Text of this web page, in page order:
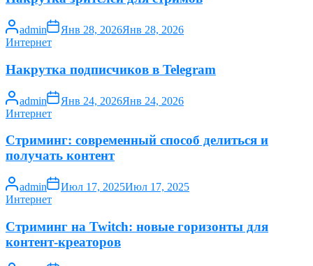
admin Янв 28, 2026Янв 28, 2026
Интернет
Накрутка подписчиков в Telegram
admin Янв 24, 2026Янв 24, 2026
Интернет
Стриминг: современный способ делиться и
получать контент
admin Июл 17, 2025Июл 17, 2025
Интернет
Стриминг на Twitch: новые горизонты для
контент-креаторов